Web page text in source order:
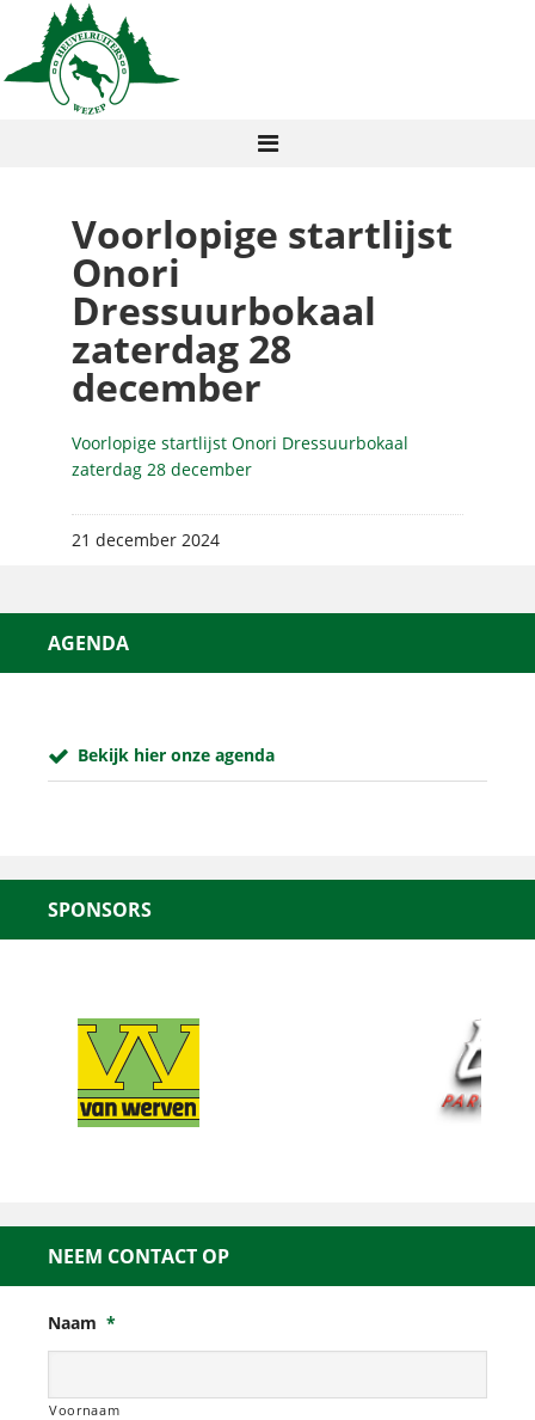
Voorlopige startlijst
Onori
Dressuurbokaal
zaterdag 28
december
Voorlopige startlijst Onori Dressuurbokaal
zaterdag 28 december
21 december 2024
AGENDA
Bekijk hier onze agenda
SPONSORS
NEEM CONTACT OP
Naam *
Voornaam